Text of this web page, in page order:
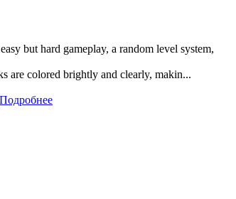
but hard gameplay, a random level system,
are colored brightly and clearly, makin...
Подробнее